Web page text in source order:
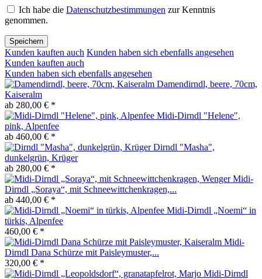
Ich habe die Datenschutzbestimmungen zur Kenntnis
genommen.
Speichern
Kunden kauften auch Kunden haben sich ebenfalls angesehen
Kunden kauften auch
Kunden haben sich ebenfalls angesehen
Damendirndl, beere, 70cm,
Kaiseralm
ab 280,00 € *
Midi-Dirndl "Helene",
pink, Alpenfee
ab 460,00 € *
Dirndl "Masha",
dunkelgrün, Krüger
ab 280,00 € *
Midi-
Dirndl „Soraya“, mit Schneewittchenkragen,...
ab 440,00 € *
Midi-Dirndl „Noemi“ in
türkis, Alpenfee
460,00 € *
Midi-
Dirndl Dana Schürze mit Paisleymuster,...
320,00 € *
Midi-Dirndl